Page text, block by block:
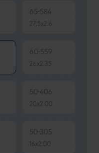
65-584
27.5x2.6
60-559
26x2.35
50-406
20x2.00
50-305
16x2.00